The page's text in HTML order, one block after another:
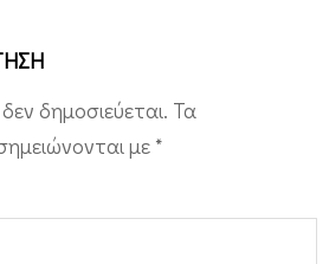
δημοσιεύεται. Τα
με *